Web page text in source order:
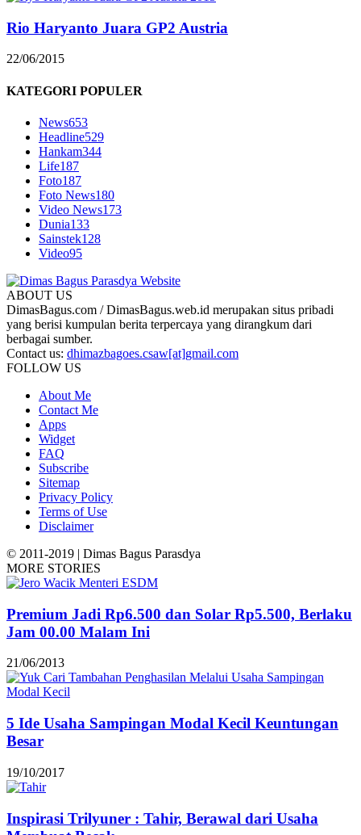
Rio Haryanto Juara GP2 Austria
22/06/2015
KATEGORI POPULER
News653
Headline529
Hankam344
Life187
Foto187
Foto News180
Video News173
Dunia133
Sainstek128
Video95
ABOUT US
DimasBagus.com / DimasBagus.web.id merupakan situs pribadi
yang berisi kumpulan berita terpercaya yang dirangkum dari
berbagai sumber.
Contact us: dhimazbagoes.csaw[at]gmail.com
FOLLOW US
About Me
Contact Me
Apps
Widget
FAQ
Subscribe
Sitemap
Privacy Policy
Terms of Use
Disclaimer
© 2011-2019 | Dimas Bagus Parasdya
MORE STORIES
Premium Jadi Rp6.500 dan Solar Rp5.500, Berlaku
Jam 00.00 Malam Ini
21/06/2013
5 Ide Usaha Sampingan Modal Kecil Keuntungan
Besar
19/10/2017
Inspirasi Trilyuner : Tahir, Berawal dari Usaha